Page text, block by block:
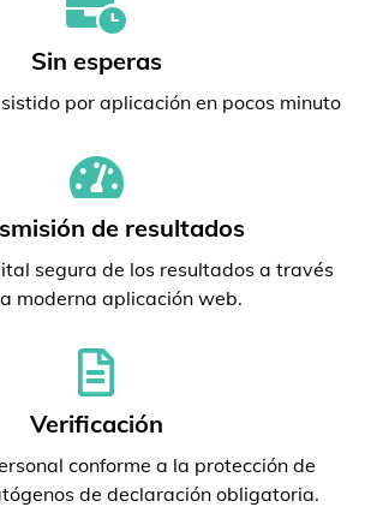
Sin esperas
por aplicación en pocos minuto
de resultados
segura de los resultados a través
moderna aplicación web.
Verificación
conforme a la protección de
de declaración obligatoria.